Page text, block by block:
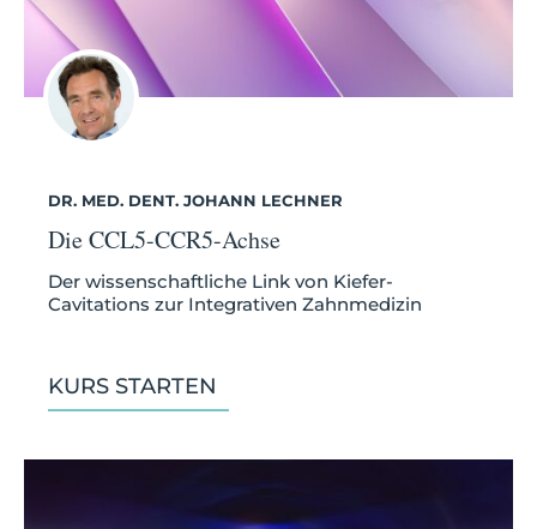
DR. MED. DENT. JOHANN LECHNER
Die CCL5-CCR5-Achse
Der wissenschaftliche Link von Kiefer-
Cavitations zur Integrativen Zahnmedizin
KURS STARTEN